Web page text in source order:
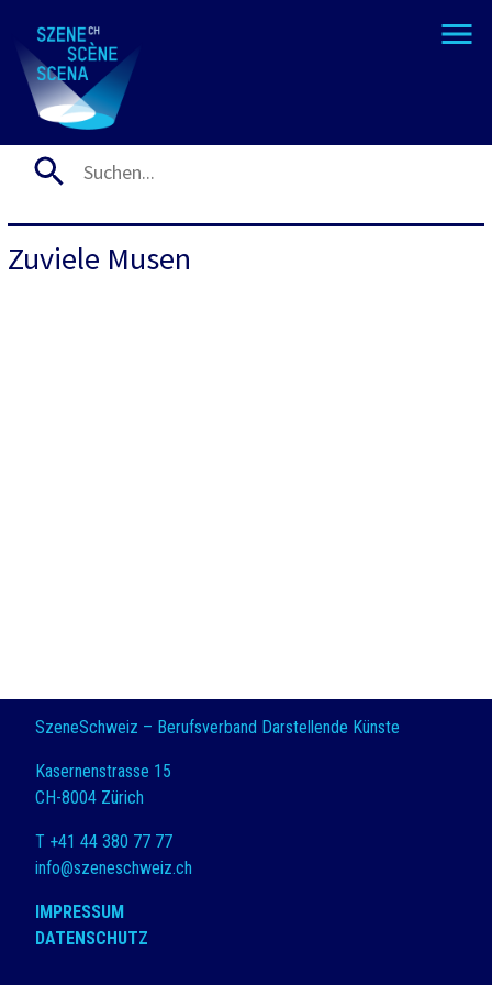
Zuviele Musen
SzeneSchweiz – Berufsverband Darstellende Künste
Kasernenstrasse 15
CH-8004 Zürich
T +41 44 380 77 77
info@szeneschweiz.ch
IMPRESSUM
DATENSCHUTZ